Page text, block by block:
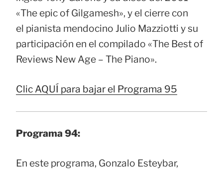
«The epic of Gilgamesh», y el cierre con
el pianista mendocino Julio Mazziotti y su
participación en el compilado «The Best of
Reviews New Age – The Piano».
Clic AQUÍ para bajar el Programa 95
Programa 94:
En este programa, Gonzalo Esteybar,